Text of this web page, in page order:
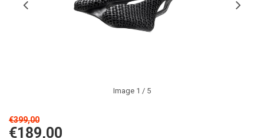
Image 1 / 5
€399,00
€189,00